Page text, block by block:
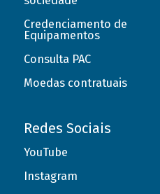
Credenciamento de
Equipamentos
Consulta PAC
Moedas contratuais
Redes Sociais
YouTube
Instagram